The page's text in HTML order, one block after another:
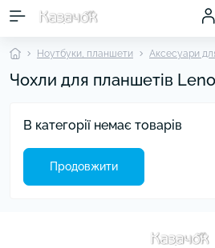
Ноутбуки, планшети Аксесуари
Чохли для планшетів
В категорії немає товарів
Продовжити